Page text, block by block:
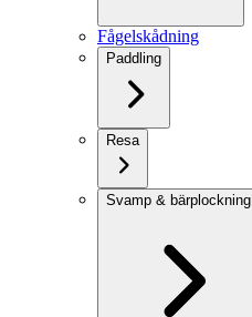
Fågelskådning
Paddling
Resa
Svamp & bärplockning